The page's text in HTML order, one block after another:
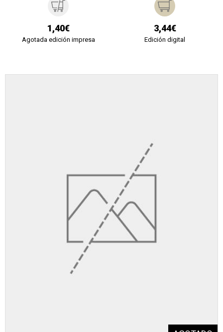
1,40€
Agotada edición impresa
3,44€
Edición digital